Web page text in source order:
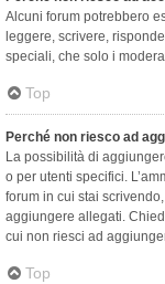
Alcuni forum potrebbero
leggere, scrivere,
speciali, che solo i
Top
Perché non riesco ad
La possibilità di
o per utenti specifici.
forum in cui stai
aggiungere allegati.
cui non riesci ad
Top